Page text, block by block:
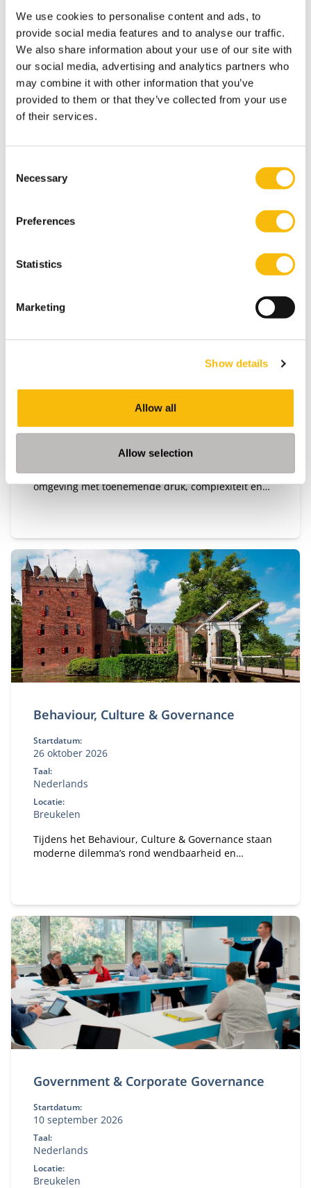
We use cookies to personalise content and ads, to
provide social media features and to analyse our traffic.
We also share information about your use of our site with
our social media, advertising and analytics partners who
may combine it with other information that you’ve
provided to them or that they’ve collected from your use
of their services.
Selection
Necessary
Preferences
Statistics
Marketing
Show details
Allow all
Allow selection
Startdatum:
september en februari
Taal:
Nederlands
Locatie:
Breukelen
25 november 2026
Locatie:
De boardroom vraagt om meer dan ervaring. In een
omgeving met toenemende druk, complexiteit en
Board Program ontwikkel je jouw besluitvorming,
stakeholderdialoog en constructieve tegenspraak,
en vertaal je iedere module direct naar jouw
praktijk.
Behaviour, Culture & Governance
Startdatum:
26 oktober 2026
Taal:
Nederlands
Locatie:
Breukelen
Tijdens het Behaviour, Culture & Governance staan
moderne dilemma’s rond wendbaarheid en
Government & Corporate Governance
Startdatum:
10 september 2026
Taal:
Nederlands
Locatie:
Breukelen